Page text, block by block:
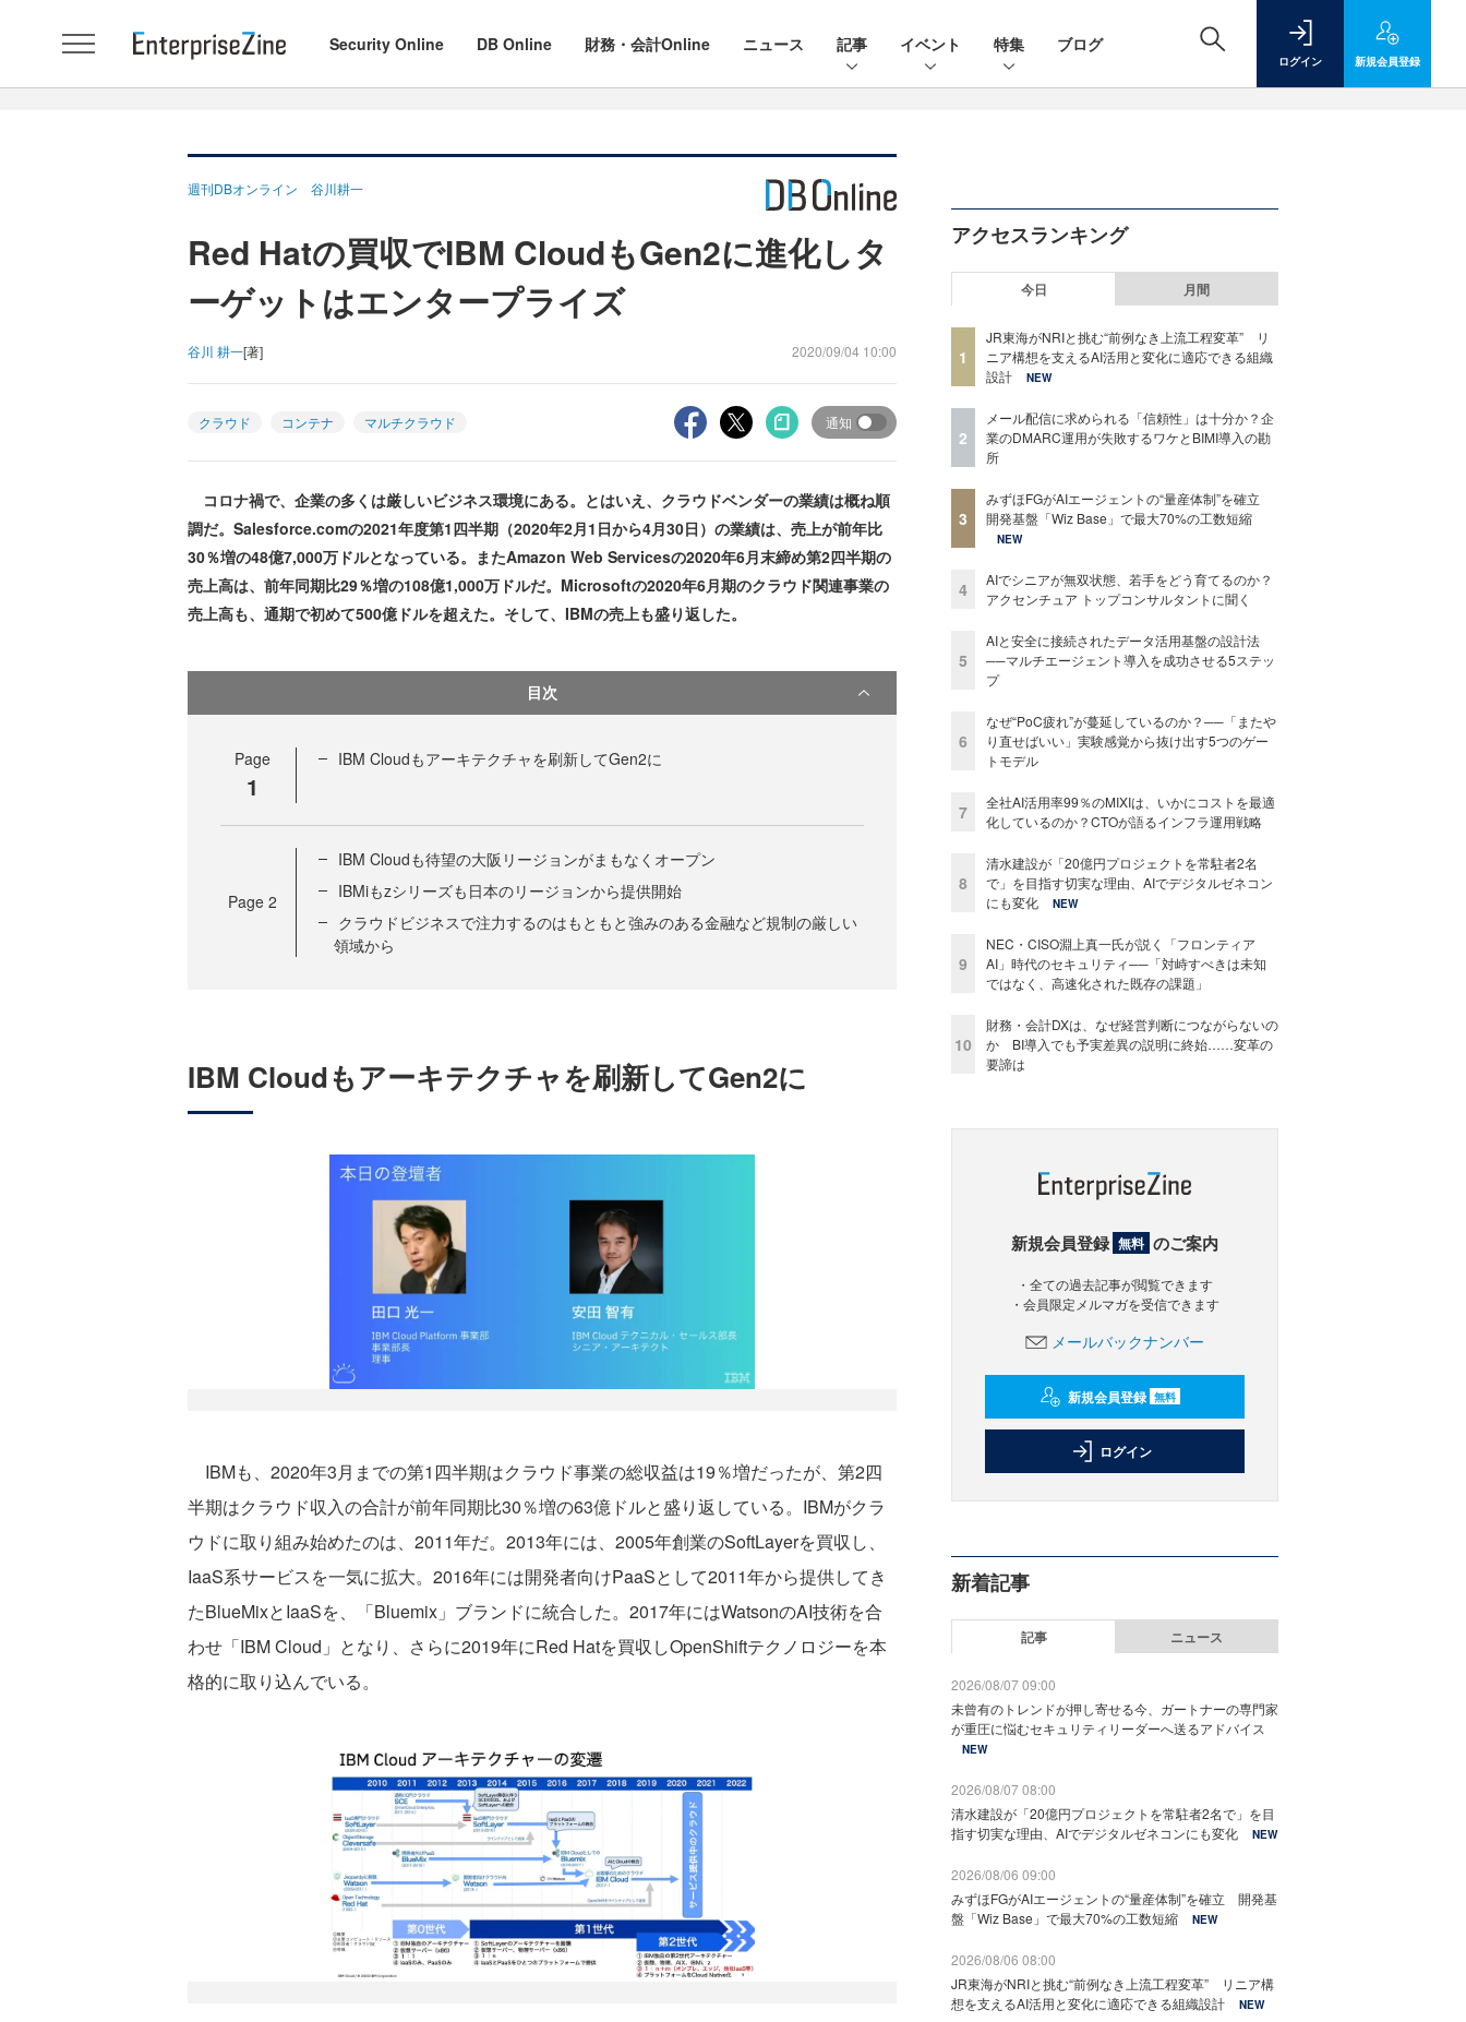
Security Online DB Online 財務・会計Online ニュース 記事 イベント 特集 ブログ
ログイン 新規会員登録
週刊DBオンライン 谷川耕一
Red Hatの買収でIBM CloudもGen2に進化しタ
ーゲットはエンタープライズ
谷川 耕一[著] 2020/09/04 10:00
クラウド コンテナ マルチクラウド 通知
コロナ禍で、企業の多くは厳しいビジネス環境にある。とはいえ、クラウドベンダーの業績は概ね順
調だ。Salesforce.comの2021年度第1四半期（2020年2月1日から4月30日）の業績は、売上が前年比
30％増の48億7,000万ドルとなっている。またAmazon Web Servicesの2020年6月末締め第2四半期の
売上高は、前年同期比29％増の108億1,000万ドルだ。Microsoftの2020年6月期のクラウド関連事業の
売上高も、通期で初めて500億ドルを超えた。そして、IBMの売上も盛り返した。
目次
Page
1
IBM Cloudもアーキテクチャを刷新してGen2に
Page 2
IBM Cloudも待望の大阪リージョンがまもなくオープン
IBMiもzシリーズも日本のリージョンから提供開始
クラウドビジネスで注力するのはもともと強みのある金融など規制の厳しい
領域から
IBM Cloudもアーキテクチャを刷新してGen2に
IBMも、2020年3月までの第1四半期はクラウド事業の総収益は19％増だったが、第2四
半期はクラウド収入の合計が前年同期比30％増の63億ドルと盛り返している。IBMがクラ
ウドに取り組み始めたのは、2011年だ。2013年には、2005年創業のSoftLayerを買収し、
IaaS系サービスを一気に拡大。2016年には開発者向けPaaSとして2011年から提供してき
たBlueMixとIaaSを、「Bluemix」ブランドに統合した。2017年にはWatsonのAI技術を合
わせ「IBM Cloud」となり、さらに2019年にRed Hatを買収しOpenShiftテクノロジーを本
格的に取り込んでいる。
アクセスランキング
今日 月間
1
JR東海がNRIと挑む“前例なき上流工程変革” リ
ニア構想を支えるAI活用と変化に適応できる組織
設計
NEW
2
メール配信に求められる「信頼性」は十分か？企
業のDMARC運用が失敗するワケとBIMI導入の勘
所
3
みずほFGがAIエージェントの“量産体制”を確立
開発基盤「Wiz Base」で最大70%の工数短縮
NEW
4
AIでシニアが無双状態、若手をどう育てるのか？
アクセンチュア トップコンサルタントに聞く
5
AIと安全に接続されたデータ活用基盤の設計法
──マルチエージェント導入を成功させる5ステッ
プ
6
なぜ“PoC疲れ”が蔓延しているのか？──「またや
り直せばいい」実験感覚から抜け出す5つのゲー
トモデル
7
全社AI活用率99％のMIXIは、いかにコストを最適
化しているのか？CTOが語るインフラ運用戦略
8
清水建設が「20億円プロジェクトを常駐者2名
で」を目指す切実な理由、AIでデジタルゼネコン
にも変化
NEW
9
NEC・CISO淵上真一氏が説く「フロンティア
AI」時代のセキュリティ──「対峙すべきは未知
ではなく、高速化された既存の課題」
10
財務・会計DXは、なぜ経営判断につながらないの
か BI導入でも予実差異の説明に終始……変革の
要諦は
新規会員登録 無料 のご案内
・全ての過去記事が閲覧できます
・会員限定メルマガを受信できます
メールバックナンバー
新規会員登録 無料
ログイン
新着記事
記事 ニュース
2026/08/07 09:00
未曾有のトレンドが押し寄せる今、ガートナーの専門家
が重圧に悩むセキュリティリーダーへ送るアドバイス
NEW
2026/08/07 08:00
清水建設が「20億円プロジェクトを常駐者2名で」を目
指す切実な理由、AIでデジタルゼネコンにも変化
NEW
2026/08/06 09:00
みずほFGがAIエージェントの“量産体制”を確立 開発基
盤「Wiz Base」で最大70%の工数短縮
NEW
2026/08/06 08:00
JR東海がNRIと挑む“前例なき上流工程変革” リニア構
想を支えるAI活用と変化に適応できる組織設計
NEW